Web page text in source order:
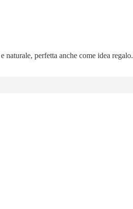
perfetta anche come idea regalo.